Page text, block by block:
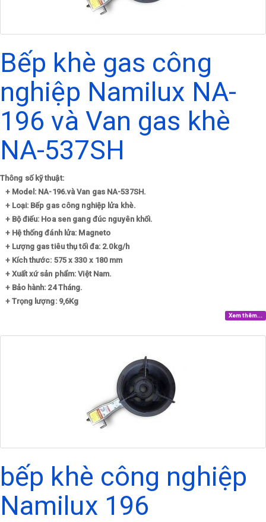
Bếp khè gas công
nghiệp Namilux NA-
196 và Van gas khè
NA-537SH
Thông số kỹ thuật:
+Model: NA-196.và Van gas NA-537SH.
+ Loại: Bếp gas công nghiệp lửa khè.
+ Bộ điếu: Hoa sen gang đúc nguyên khối.
+ Hệ thống đánh lửa: Magneto
+ Lượng gas tiêu thụ tối đa: 2.0kg/h
+ Kích thước: 575 x 330 x 180 mm
+ Xuất xứ sản phẩm: Việt Nam.
+ Bảo hành: 24 Tháng.
+ Trọng lượng: 9,6Kg
Xem thêm...
bếp khè công nghiệp
Namilux 196